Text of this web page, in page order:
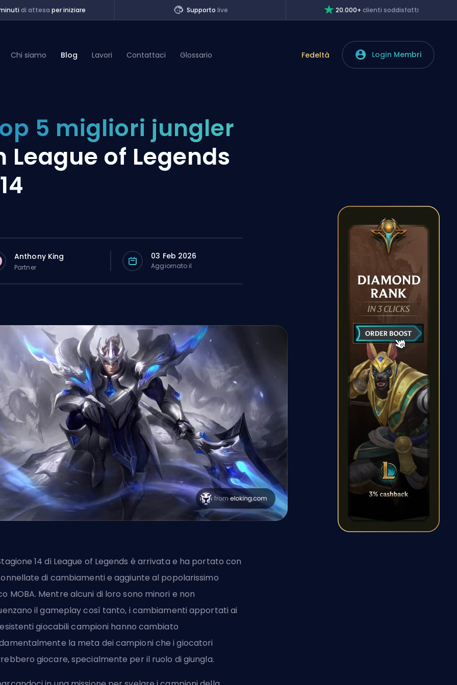
di attesa per iniziare Supporto live 20.000+clienti soddisfatti
Chi siamo Blog Lavori Contattaci Glossario Fedeltà Login Membri
5 migliori jungler
League of Legends
Anthony King
Partner
03 Feb 2026
Aggiornato il
14 di League of Legends è arrivata e ha portato con
di cambiamenti e aggiunte al popolarissimo
MOBA. Mentre alcuni di loro sono minori e non
il gameplay così tanto, i cambiamenti apportati ai
giocabilicampioni hanno cambiato
la meta dei campioni che i giocatori
giocare, specialmente per il ruolo di giungla.